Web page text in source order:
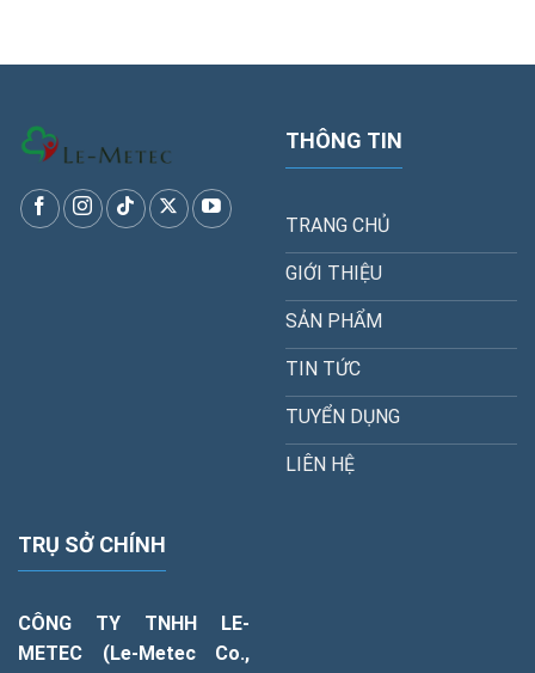
THÔNG TIN
TRANG CHỦ
GIỚI THIỆU
SẢN PHẨM
TIN TỨC
TUYỂN DỤNG
LIÊN HỆ
TRỤ SỞ CHÍNH
CÔNG TY TNHH LE-
METEC (Le-Metec Co.,